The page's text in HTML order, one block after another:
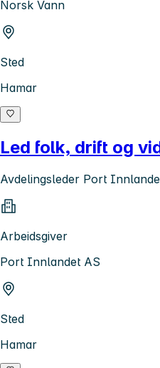
Norsk Vann
Sted
Hamar
Led folk, drift og
Avdelingsleder Port
Arbeidsgiver
Port Innlandet AS
Sted
Hamar